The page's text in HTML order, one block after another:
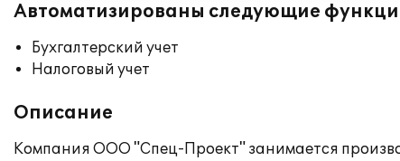
Автоматизированы следующие
Бухгалтерский учет
Налоговый учет
Описание
Компания ООО "Спец-Проект" занимается